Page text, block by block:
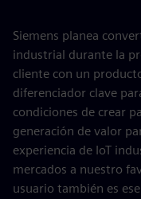
Siemens planea
industrial durante la
cliente con un
diferenciador clave
condiciones de crear
generación de valor
experiencia de IoT
mercados a nuestro
usuario también es